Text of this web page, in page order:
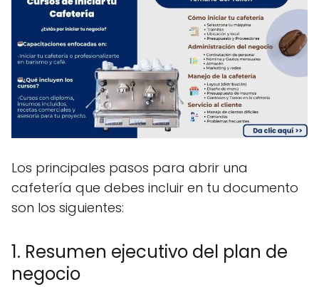
Los principales pasos para abrir una
cafetería que debes incluir en tu documento
son los siguientes:
1. Resumen ejecutivo del plan de
negocio